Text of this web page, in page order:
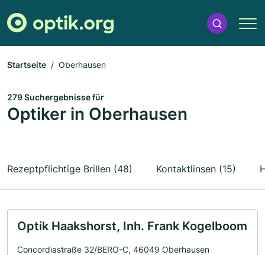
Startseite Oberhausen
279 Suchergebnisse für
Optiker in Oberhausen
Rezeptpflichtige Brillen (48) Kontaktlinsen (15)
Optik Haakshorst, Inh. Frank Kogelboom
Concordiastraße 32/BERO-C, 46049 Oberhausen